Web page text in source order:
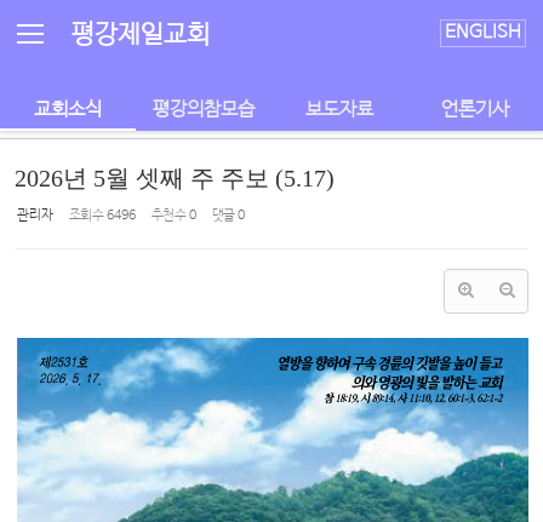
평강제일교회 ENGLISH
교회소식 평강의참모습 보도자료 언론기사
2026년 5월 셋째 주 주보 (5.17)
관리자 조회 수6496 추천 수0 댓글0